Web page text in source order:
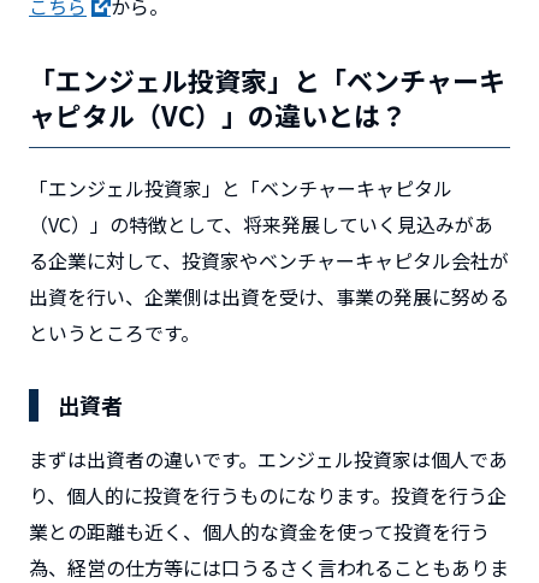
こちら から。
「エンジェル投資家」と「ベンチャーキ
ャピタル（VC）」の違いとは？
「エンジェル投資家」と「ベンチャーキャピタル
（VC）」の特徴として、将来発展していく見込みがあ
る企業に対して、投資家やベンチャーキャピタル会社が
出資を行い、企業側は出資を受け、事業の発展に努める
というところです。
出資者
まずは出資者の違いです。エンジェル投資家は個人であ
り、個人的に投資を行うものになります。投資を行う企
業との距離も近く、個人的な資金を使って投資を行う
為、経営の仕方等には口うるさく言われることもありま